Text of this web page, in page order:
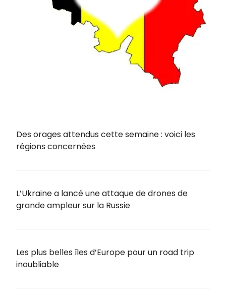
Des orages attendus cette semaine : voici les
régions concernées
L’Ukraine a lancé une attaque de drones de
grande ampleur sur la Russie
Les plus belles îles d’Europe pour un road trip
inoubliable